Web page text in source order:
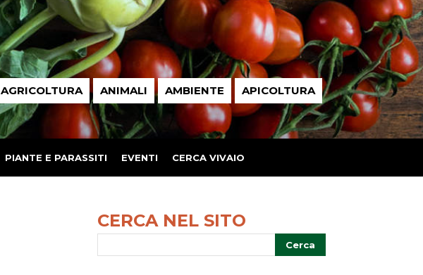
AGRICOLTURA ANIMALI AMBIENTE APICOLTURA
PIANTE E PARASSITI EVENTI CERCA VIVAIO
CERCA NEL SITO